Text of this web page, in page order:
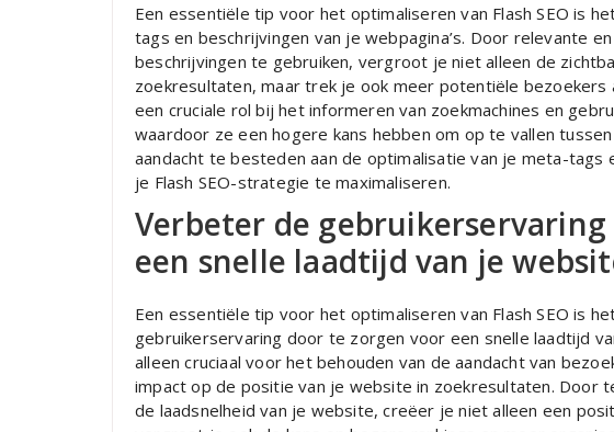
Een essentiële tip voor het optimaliseren van Flash SEO is
tags en beschrijvingen van je webpagina’s. Door relevante
beschrijvingen te gebruiken, vergroot je niet alleen de
zoekresultaten, maar trek je ook meer potentiële
een cruciale rol bij het informeren van zoekmachines en
waardoor ze een hogere kans hebben om op te vallen
aandacht te besteden aan de optimalisatie van je meta-tags
je Flash SEO-strategie te maximaliseren.
Verbeter de
een snelle laadtijd van je
Een essentiële tip voor het optimaliseren van Flash SEO is
gebruikerservaring door te zorgen voor een snelle laadtijd
alleen cruciaal voor het behouden van de aandacht van
impact op de positie van je website in zoekresultaten. Door
de laadsnelheid van je website, creëer je niet alleen een